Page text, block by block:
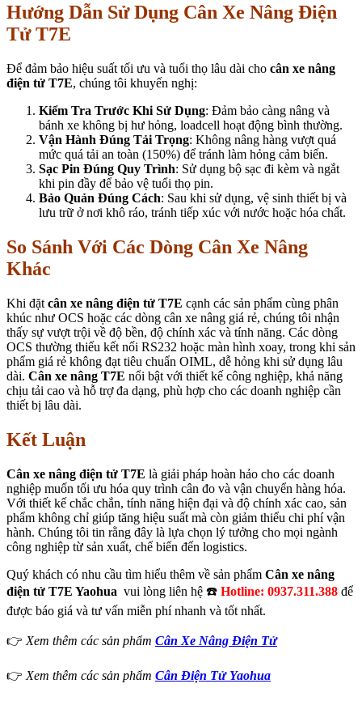
Hướng Dẫn Sử Dụng Cân Xe Nâng Điện
Tử T7E
Để đảm bảo hiệu suất tối ưu và tuổi thọ lâu dài cho cân xe nâng
điện tử T7E, chúng tôi khuyến nghị:
Kiểm Tra Trước Khi Sử Dụng: Đảm bảo càng nâng và
bánh xe không bị hư hỏng, loadcell hoạt động bình thường.
Vận Hành Đúng Tải Trọng: Không nâng hàng vượt quá
mức quá tải an toàn (150%) để tránh làm hỏng cảm biến.
Sạc Pin Đúng Quy Trình: Sử dụng bộ sạc đi kèm và ngắt
khi pin đầy để bảo vệ tuổi thọ pin.
Bảo Quản Đúng Cách: Sau khi sử dụng, vệ sinh thiết bị và
lưu trữ ở nơi khô ráo, tránh tiếp xúc với nước hoặc hóa chất.
So Sánh Với Các Dòng Cân Xe Nâng
Khác
Khi đặt cân xe nâng điện tử T7E cạnh các sản phẩm cùng phân
khúc như OCS hoặc các dòng cân xe nâng giá rẻ, chúng tôi nhận
thấy sự vượt trội về độ bền, độ chính xác và tính năng. Các dòng
OCS thường thiếu kết nối RS232 hoặc màn hình xoay, trong khi sản
phẩm giá rẻ không đạt tiêu chuẩn OIML, dễ hỏng khi sử dụng lâu
dài. Cân xe nâng T7E nổi bật với thiết kế công nghiệp, khả năng
chịu tải cao và hỗ trợ đa dạng, phù hợp cho các doanh nghiệp cần
thiết bị lâu dài.
Kết Luận
Cân xe nâng điện tử T7E là giải pháp hoàn hảo cho các doanh
nghiệp muốn tối ưu hóa quy trình cân đo và vận chuyển hàng hóa.
Với thiết kế chắc chắn, tính năng hiện đại và độ chính xác cao, sản
phẩm không chỉ giúp tăng hiệu suất mà còn giảm thiểu chi phí vận
hành. Chúng tôi tin rằng đây là lựa chọn lý tưởng cho mọi ngành
công nghiệp từ sản xuất, chế biến đến logistics.
Quý khách có nhu cầu tìm hiểu thêm về sản phẩm Cân xe nâng
điện tử T7E Yaohua vui lòng liên hệ ☎️ Hotline: 0937.311.388 để
được báo giá và tư vấn miễn phí nhanh và tốt nhất.
👉 Xem thêm các sản phẩm Cân Xe Nâng Điện Tử
👉 Xem thêm các sản phẩm Cân Điện Tử Yaohua